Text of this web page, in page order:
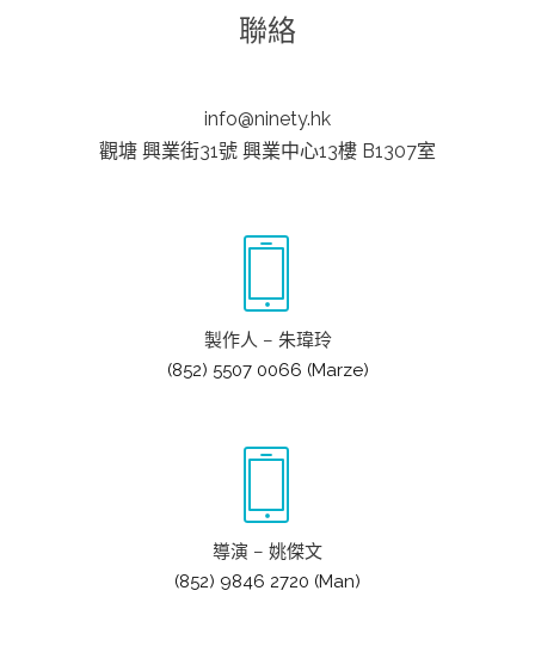
聯絡
info@ninety.hk
觀塘 興業街31號 興業中心13樓 B1307室
製作人 – 朱瑋玲
(852) 5507 0066 (Marze)
導演 – 姚傑文
(852) 9846 2720 (Man)